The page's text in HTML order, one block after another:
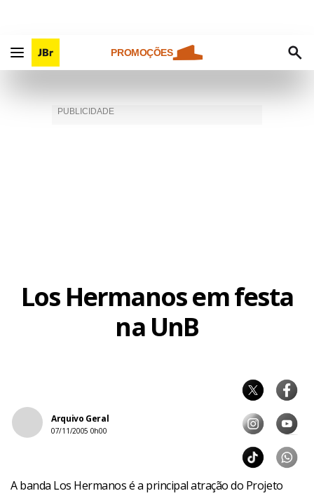
PROMOÇÕES
Los Hermanos em festa
na UnB
Arquivo Geral
07/11/2005 0h00
A banda Los Hermanos é a principal atração do Projeto